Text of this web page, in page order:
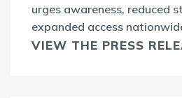
urges awareness, reduced
expanded access
VIEW THE PRESS